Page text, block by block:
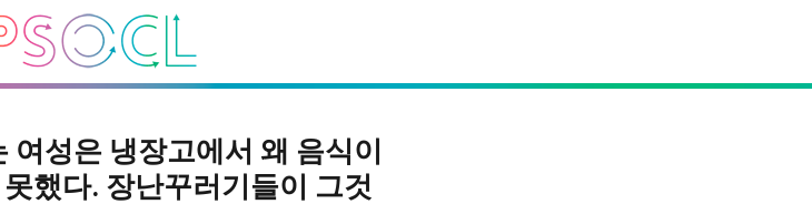
성은 냉장고에서 왜 음식이
했다. 장난꾸러기들이 그것